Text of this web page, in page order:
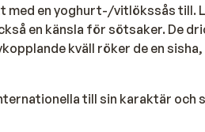
en yoghurt-/vitlökssås till.
en känsla för sötsaker. De
kväll röker de en sisha,
till sin karaktär och